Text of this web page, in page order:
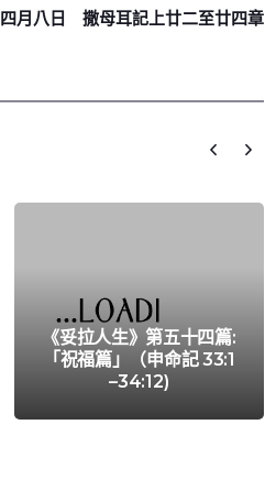
四月八日 撒母耳記上廿二至廿四章
《妥拉人生》第五十四篇:
「祝福篇」（申命記 33:1
–34:12)